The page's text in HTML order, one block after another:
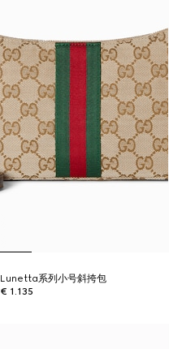
Lunetta系列小号斜挎包
€ 1.135